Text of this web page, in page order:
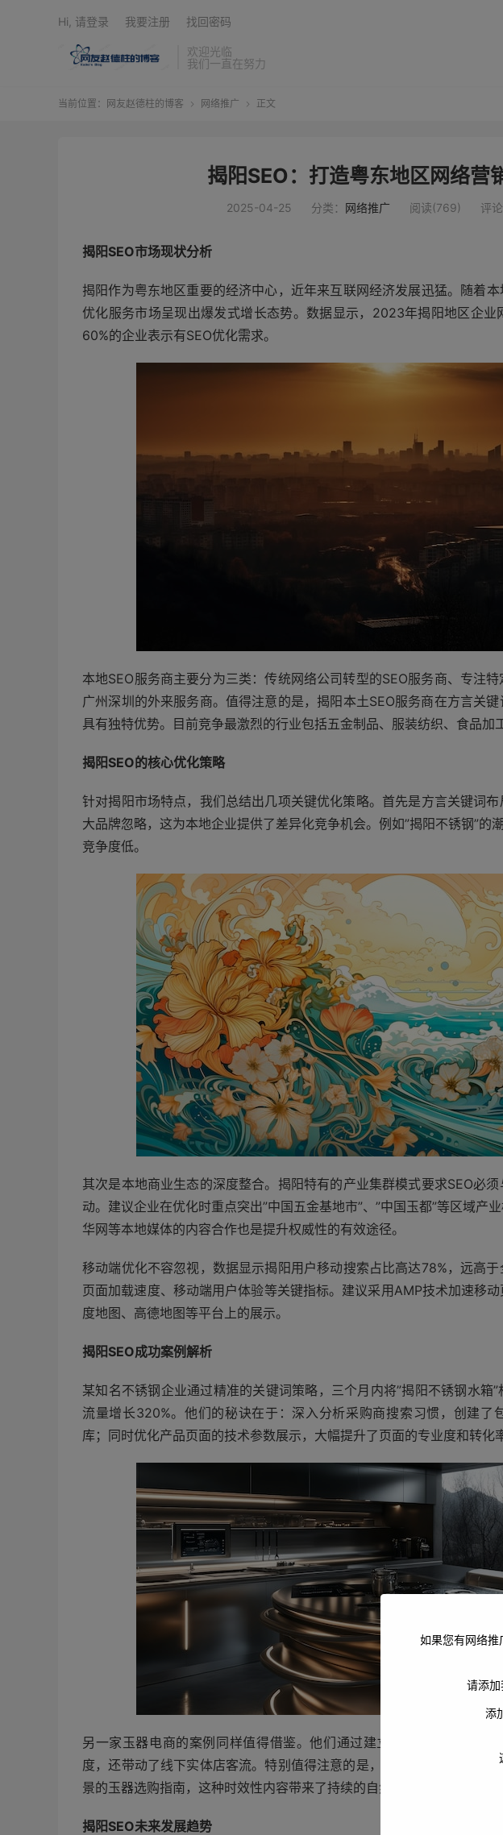
欢迎光临
我们一直在努力
Hi, 请登录 我要注册 找回密码
当前位置： 网友赵德柱的博客  网络推广  正文
揭阳SEO：打造粤东地区网络营
2025-04-25 分类： 网络推广 阅读(769) 评
揭阳SEO市场现状分析
揭阳作为粤东地区重要的经济中心，近年来互联网经济发展迅猛。随着
优化服务市场呈现出爆发式增长态势。数据显示，2023年揭阳地区企
60%的企业表示有SEO优化需求。
本地SEO服务商主要分为三类：传统网络公司转型的SEO服务商、专注
广州深圳的外来服务商。值得注意的是，揭阳本土SEO服务商在方言关
具有独特优势。目前竞争最激烈的行业包括五金制品、服装纺织、食品加
揭阳SEO的核心优化策略
针对揭阳市场特点，我们总结出几项关键优化策略。首先是方言关键词
大品牌忽略，这为本地企业提供了差异化竞争机会。例如”揭阳不锈钢”的
竞争度低。
其次是本地商业生态的深度整合。揭阳特有的产业集群模式要求SEO必
动。建议企业在优化时重点突出”中国五金基地市”、”中国玉都”等区域产
华网等本地媒体的内容合作也是提升权威性的有效途径。
移动端优化不容忽视，数据显示揭阳用户移动搜索占比高达78%，远高
页面加载速度、移动端用户体验等关键指标。建议采用AMP技术加速移
度地图、高德地图等平台上的展示。
揭阳SEO成功案例解析
某知名不锈钢企业通过精准的关键词策略，三个月内将”揭阳不锈钢水箱
流量增长320%。他们的秘诀在于：深入分析采购商搜索习惯，创建了
库；同时优化产品页面的技术参数展示，大幅提升了页面的专业度和转化率
另一家玉器电商的案例同样值得借鉴。他们通过建立”揭阳玉器文化”专
度，还带动了线下实体店客流。特别值得注意的是，他们针对不同季节（
景的玉器选购指南，这种时效性内容带来了持续的自然流量。
揭阳SEO未来发展趋势
如果您有网络
请添
添